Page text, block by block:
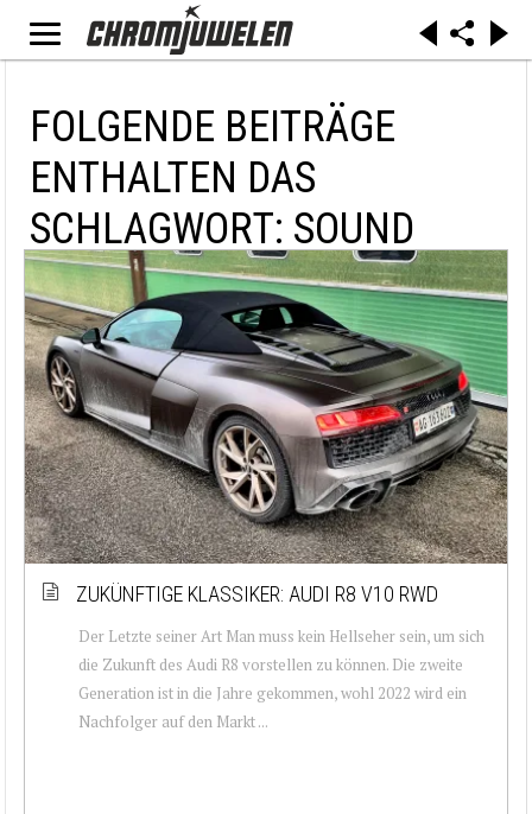
FOLGENDE BEITRÄGE
ENTHALTEN DAS
SCHLAGWORT: SOUND
ZUKÜNFTIGE KLASSIKER: AUDI R8 V10 RWD
Der Letzte seiner Art Man muss kein Hellseher sein, um sich
die Zukunft des Audi R8 vorstellen zu können. Die zweite
Generation ist in die Jahre gekommen, wohl 2022 wird ein
Nachfolger auf den Markt ...